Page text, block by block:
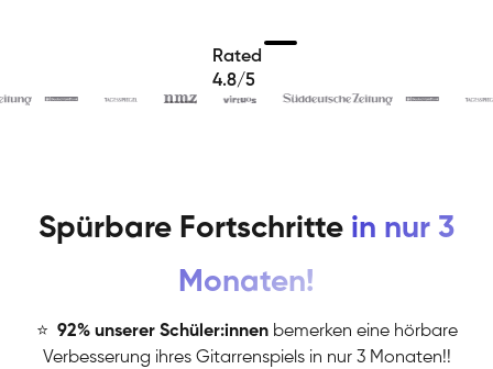
Rated
4.8/5
Spürbare Fortschritte in nur 3
Monaten!
⭐ 92% unserer Schüler:innen bemerken eine hörbare
Verbesserung ihres Gitarrenspiels in nur 3 Monaten!!